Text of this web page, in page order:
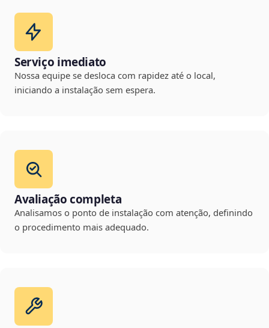
Serviço imediato
Nossa equipe se desloca com rapidez até o local,
iniciando a instalação sem espera.
Avaliação completa
Analisamos o ponto de instalação com atenção, definindo
o procedimento mais adequado.